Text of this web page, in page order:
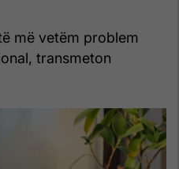
më vetëm problem
transmeton